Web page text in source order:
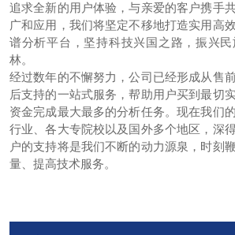
追求全新的用户体验，与亲爱的客户携手
广和应用，我们将坚定不移地打造实用高
谱分析平台，坚持科技兴国之路，振兴
林。
经过数年的不懈努力，公司已经形成从售
后支持的一站式服务，帮助用户买到最切
资金完成最大最多的分析任务。现在我们
行业、各大专院校以及国外多个地区，深
户的支持将是我们不断的动力源泉，时刻
量、提高技术服务。